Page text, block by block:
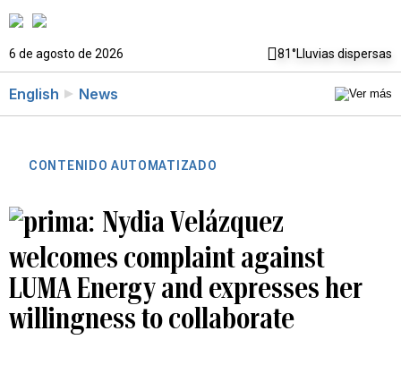
6 de agosto de 2026 81°Lluvias dispersas
English News
CONTENIDO AUTOMATIZADO
Nydia Velázquez
welcomes complaint against
LUMA Energy and expresses her
willingness to collaborate